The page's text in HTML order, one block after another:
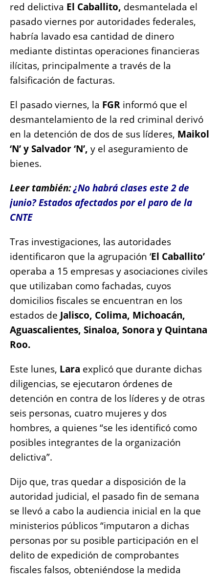
red delictiva El Caballito, desmantelada el
pasado viernes por autoridades federales,
habría lavado esa cantidad de dinero
mediante distintas operaciones financieras
ilícitas, principalmente a través de la
falsificación de facturas.
El pasado viernes, la FGR informó que el
desmantelamiento de la red criminal derivó
en la detención de dos de sus líderes, Maikol
‘N’ y Salvador ‘N’, y el aseguramiento de
bienes.
Leer también:¿No habrá clases este 2 de
junio? Estados afectados por el paro de la
CNTE
Tras investigaciones, las autoridades
identificaron que la agrupación ‘El Caballito’
operaba a 15 empresas y asociaciones civiles
que utilizaban como fachadas, cuyos
domicilios fiscales se encuentran en los
estados de Jalisco, Colima, Michoacán,
Aguascalientes, Sinaloa, Sonora y Quintana
Roo.
Este lunes, Lara explicó que durante dichas
diligencias, se ejecutaron órdenes de
detención en contra de los líderes y de otras
seis personas, cuatro mujeres y dos
hombres, a quienes “se les identificó como
posibles integrantes de la organización
delictiva”.
Dijo que, tras quedar a disposición de la
autoridad judicial, el pasado fin de semana
se llevó a cabo la audiencia inicial en la que
ministerios públicos “imputaron a dichas
personas por su posible participación en el
delito de expedición de comprobantes
fiscales falsos, obteniéndose la medida